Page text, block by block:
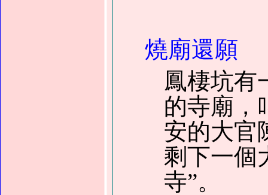
燒廟還願
鳳棲坑有
的寺廟，
安的大官
剩下一個
寺”。